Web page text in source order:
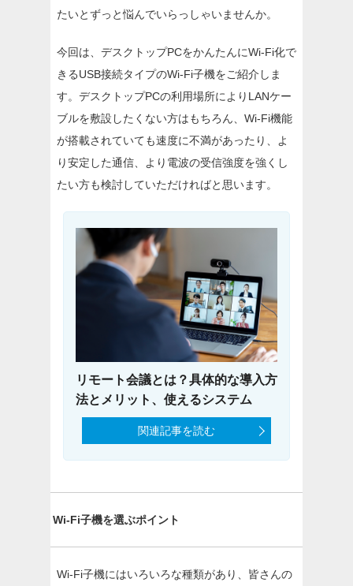
たいとずっと悩んでいらっしゃいませんか。
今回は、デスクトップPCをかんたんにWi-Fi化で
きるUSB接続タイプのWi-Fi子機をご紹介しま
す。デスクトップPCの利用場所によりLANケー
ブルを敷設したくない方はもちろん、Wi-Fi機能
が搭載されていても速度に不満があったり、よ
り安定した通信、より電波の受信強度を強くし
たい方も検討していただければと思います。
リモート会議とは？具体的な導入方
法とメリット、使えるシステム
関連記事を読む
Wi-Fi子機を選ぶポイント
Wi-Fi子機にはいろいろな種類があり、皆さんの